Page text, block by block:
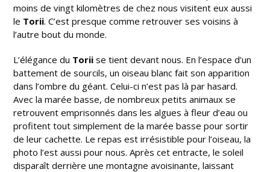
moins de vingt kilomètres de chez nous visitent eux aussi
le Torii. C’est presque comme retrouver ses voisins à
l’autre bout du monde.
L’élégance du Torii se tient devant nous. En l’espace d’un
battement de sourcils, un oiseau blanc fait son apparition
dans l’ombre du géant. Celui-ci n’est pas là par hasard.
Avec la marée basse, de nombreux petits animaux se
retrouvent emprisonnés dans les algues à fleur d’eau ou
profitent tout simplement de la marée basse pour sortir
de leur cachette. Le repas est irrésistible pour l’oiseau, la
photo l’est aussi pour nous. Après cet entracte, le soleil
disparaît derrière une montagne avoisinante, laissant